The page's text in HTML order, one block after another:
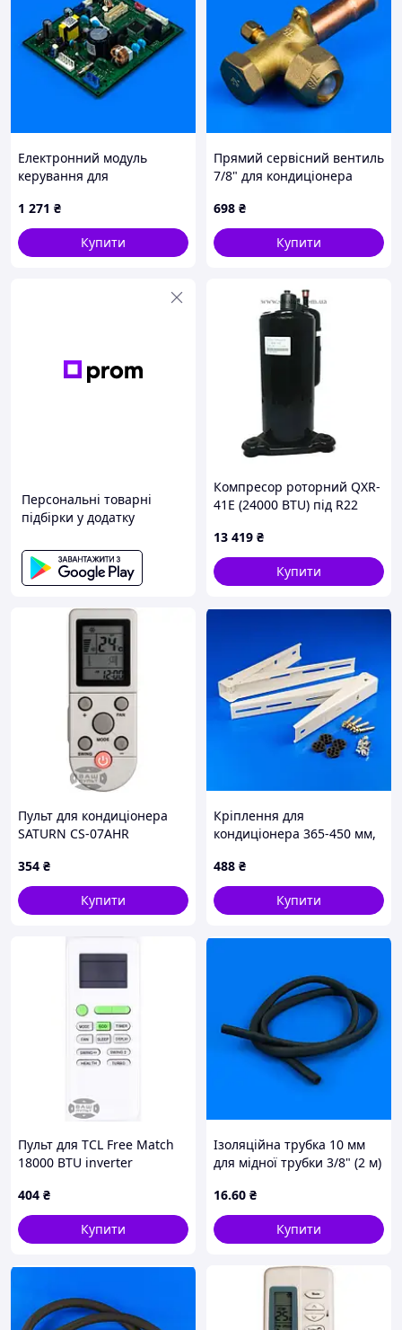
Електронний модуль
керування для
DB92-05043A
1 271 ₴
Купити
Прямий сервісний вентиль
7/8" для кондиціонера
698 ₴
Купити
Персональні товарні
підбірки у додатку
Компресор роторний QXR-
41E (24000 BTU) під R22
13 419 ₴
Купити
Пульт для кондиціонера
SATURN CS-07AHR
354 ₴
Купити
Кріплення для
кондиціонера 365-450 мм,
488 ₴
Купити
Пульт для TCL Free Match
18000 BTU inverter
404 ₴
Купити
Ізоляційна трубка 10 мм
для мідної трубки 3/8" (2 м)
16.60 ₴
Купити